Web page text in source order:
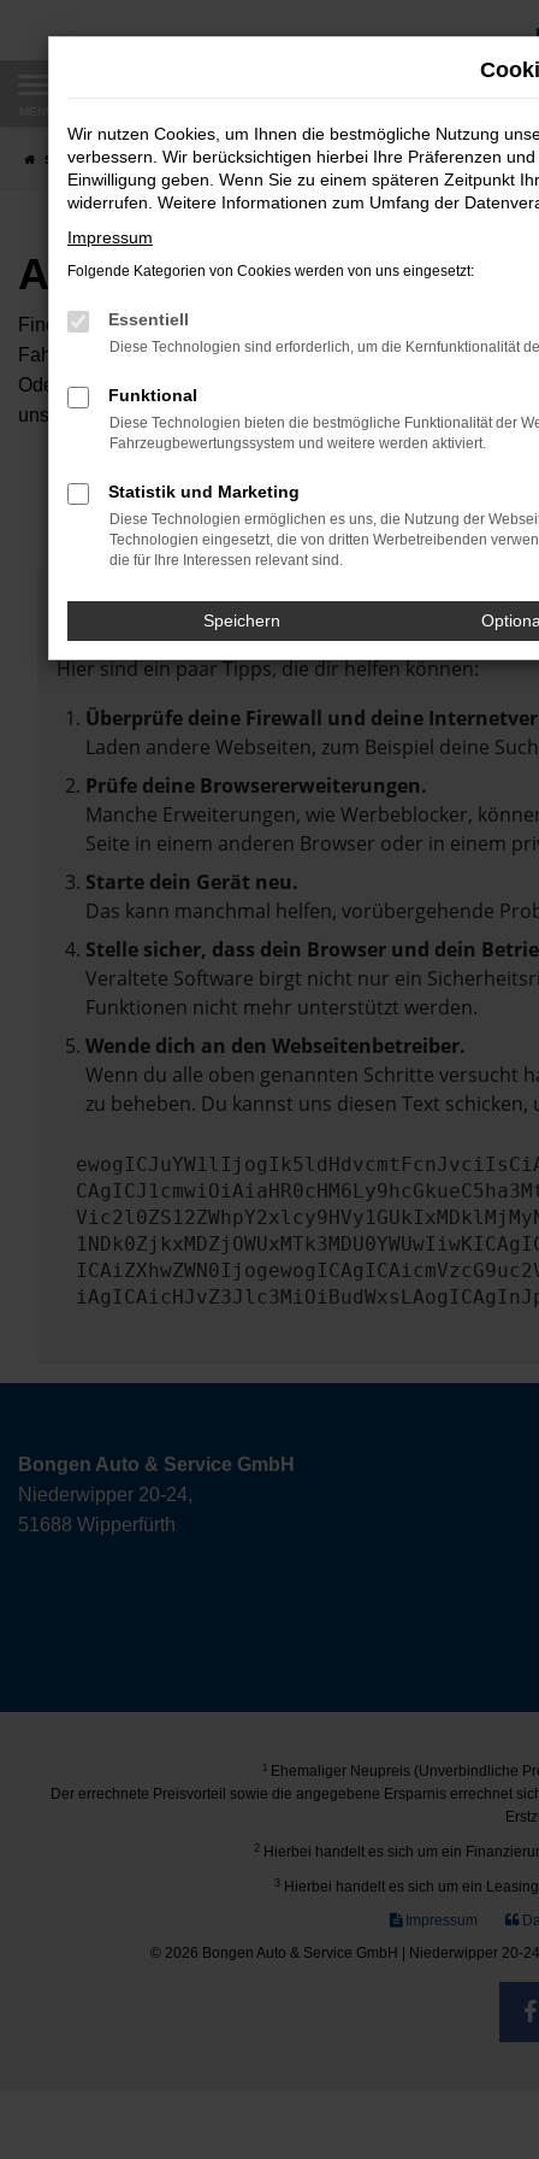
Zum
Startseite Fahrzeugangebote Autobörse
Autobörse
Finden Sie Ihren neuen Traumwagen bei uns. Dafür haben
Fahrzeuge an, die bei uns auf dem Hof stehen. Dann
Oder Sie klicken auf den Button Autobörse und Sie haben
unserem Händlernetzwerk. Diese Fahrzeuge können wir
Fehler: Network Error
Beim Laden ist ein Fehler aufgetreten.
Hier sind ein paar Tipps, die dir helfen können:
Überprüfe deine Firewall und deine
Laden andere Webseiten, zum Beispiel deine
Prüfe deine Browsererweiterungen.
Manche Erweiterungen, wie Werbeblocker,
Seite in einem anderen Browser oder in einem
Starte dein Gerät neu.
Das kann manchmal helfen, vorübergehende
Stelle sicher, dass dein Browser und dein
Veraltete Software birgt nicht nur ein
Funktionen nicht mehr unterstützt werden.
Wende dich an den Webseitenbetreiber.
Wenn du alle oben genannten Schritte versucht
zu beheben. Du kannst uns diesen Text
Bongen Auto & Service GmbH
Niederwipper 20-24,
51688 Wipperfürth
1Ehemaliger Neupreis (Unverbindliche
Der errechnete Preisvorteil sowie die angegebene Ersparnis errechnet
2 Hierbei handelt es sich um ein
3 Hierbei handelt es sich um ein
Impressum
© 2026 Bongen Auto & Service GmbH | Niederwipper 20-
Wir nutzen Cookies, um Ihnen die bestmögliche Nutzung
verbessern. Wir berücksichtigen hierbei Ihre Präferenzen
Einwilligung geben. Wenn Sie zu einem späteren Zeitpunkt
widerrufen. Weitere Informationen zum Umfang der
Impressum
Folgende Kategorien von Cookies werden von uns eingesetzt:
Essentiell
Diese Technologien sind erforderlich, um die Kernfunktionalität
Funktional
Diese Technologien bieten die bestmögliche Funktionalität der
Fahrzeugbewertungssystem und weitere werden aktiviert.
Statistik und Marketing
Diese Technologien ermöglichen es uns, die Nutzung der
Technologien eingesetzt, die von dritten Werbetreibenden
die für Ihre Interessen relevant sind.
Speichern